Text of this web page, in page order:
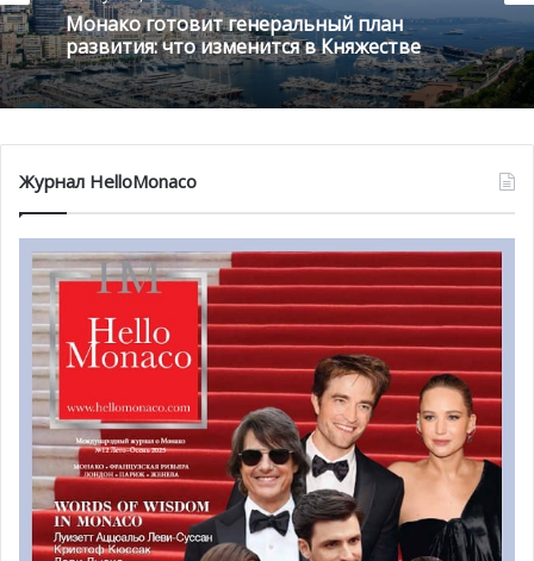
Монако готовит генеральный план
развития: что изменится в Княжестве
Журнал HelloMonaco